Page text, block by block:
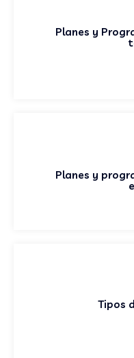
Planes y
Planes y
Tipos